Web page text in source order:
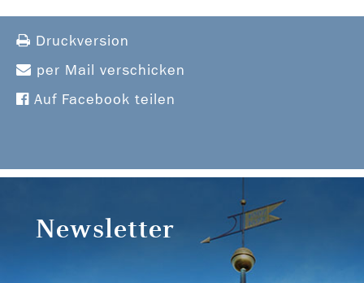
Druckversion
per Mail verschicken
Auf Facebook teilen
Newsletter